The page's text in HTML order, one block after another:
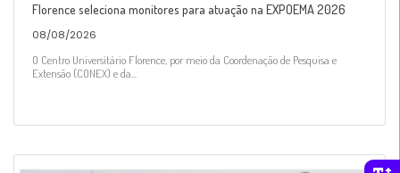
Florence seleciona monitores para atuação na EXPOEMA 2026
08/08/2026
O Centro Universitário Florence, por meio da Coordenação de Pesquisa e
Extensão (CONEX) e da...